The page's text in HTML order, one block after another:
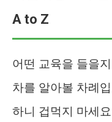
A to Z
어떤 교육을 들을
차를 알아볼 차례
하니 겁먹지 마세